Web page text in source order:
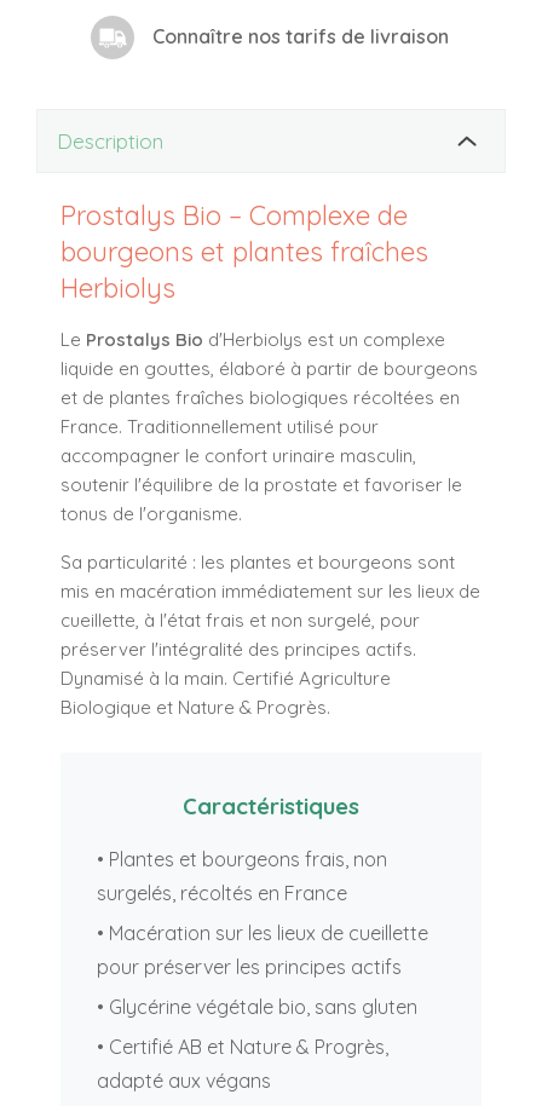
Connaître nos tarifs de livraison
Description
Prostalys Bio – Complexe de
bourgeons et plantes fraîches
Herbiolys
Le Prostalys Bio d'Herbiolys est un complexe
liquide en gouttes, élaboré à partir de bourgeons
et de plantes fraîches biologiques récoltées en
France. Traditionnellement utilisé pour
accompagner le confort urinaire masculin,
soutenir l'équilibre de la prostate et favoriser le
tonus de l'organisme.
Sa particularité : les plantes et bourgeons sont
mis en macération immédiatement sur les lieux de
cueillette, à l'état frais et non surgelé, pour
préserver l'intégralité des principes actifs.
Dynamisé à la main. Certifié Agriculture
Biologique et Nature & Progrès.
Caractéristiques
• Plantes et bourgeons frais, non
surgelés, récoltés en France
• Macération sur les lieux de cueillette
pour préserver les principes actifs
• Glycérine végétale bio, sans gluten
• Certifié AB et Nature & Progrès,
adapté aux végans